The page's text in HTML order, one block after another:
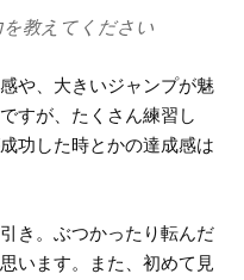
を教えてください
や、大きいジャンプが魅
すが、たくさん練習し
功した時とかの達成感は
き。ぶつかったり転んだ
います。また、初めて見